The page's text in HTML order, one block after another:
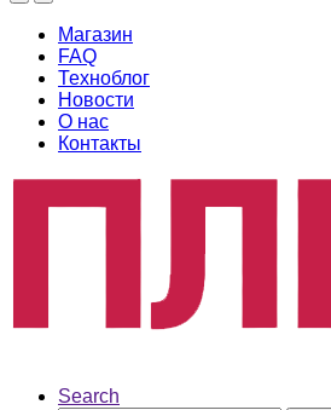
Магазин
FAQ
Техноблог
Новости
О нас
Контакты
Search